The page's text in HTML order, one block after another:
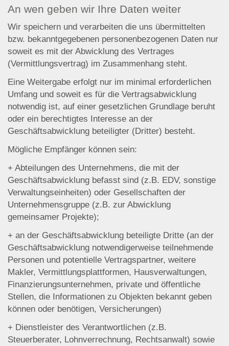
An wen geben wir Ihre Daten weiter
Wir speichern und verarbeiten die uns übermittelten
bzw. bekanntgegebenen personenbezogenen Daten nur
soweit es mit der Abwicklung des Vertrages
(Vermittlungsvertrag) im Zusammenhang steht.
Eine Weitergabe erfolgt nur im minimal erforderlichen
Umfang und soweit es für die Vertragsabwicklung
notwendig ist, auf einer gesetzlichen Grundlage beruht
oder ein berechtigtes Interesse an der
Geschäftsabwicklung beteiligter (Dritter) besteht.
Mögliche Empfänger können sein:
+ Abteilungen des Unternehmens, die mit der
Geschäftsabwicklung befasst sind (z.B. EDV, sonstige
Verwaltungseinheiten) oder Gesellschaften der
Unternehmensgruppe (z.B. zur Abwicklung
gemeinsamer Projekte);
+ an der Geschäftsabwicklung beteiligte Dritte (an der
Geschäftsabwicklung notwendigerweise teilnehmende
Personen und potentielle Vertragspartner, weitere
Makler, Vermittlungsplattformen, Hausverwaltungen,
Finanzierungsunternehmen, private und öffentliche
Stellen, die Informationen zu Objekten bekannt geben
können oder benötigen, Versicherungen)
+ Dienstleister des Verantwortlichen (z.B.
Steuerberater, Lohnverrechnung, Rechtsanwalt) sowie